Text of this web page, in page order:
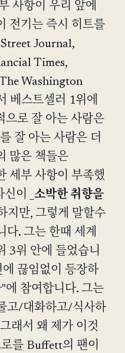
사항이 우리 앞에
전기는 즉시 히트를
Journal,
Times,
Washington
베스트셀러 1위에
으로 잘 아는 사람은
잘 아는 사람은 더
많은 책들은
세부 사항이 부족했
이 _ 소박한 취향을
지만, 그렇게 말할수
다. 그는 한때 세계
3위 안에 들었습니
에 끊임없이 등장하
에 참여합니다. 그는
고/대화하고/식사하
래서 왜 제가 이것
를 Buffett의 팬이